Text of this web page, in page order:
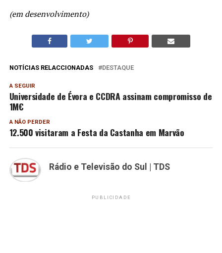
(em desenvolvimento)
NOTÍCIAS RELACCIONADAS DESTAQUE
A SEGUIR
Universidade de Évora e CCDRA assinam compromisso de
1M€
A NÃO PERDER
12.500 visitaram a Festa da Castanha em Marvão
Rádio e Televisão do Sul | TDS
PUBLICIDADE